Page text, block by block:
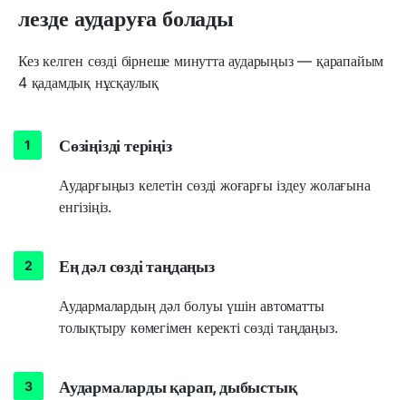
лезде аударуға болады
Кез келген сөзді бірнеше минутта аударыңыз — қарапайым
4 қадамдық нұсқаулық
Сөзіңізді теріңіз
Аударғыңыз келетін сөзді жоғарғы іздеу жолағына
енгізіңіз.
Ең дәл сөзді таңдаңыз
Аудармалардың дәл болуы үшін автоматты
толықтыру көмегімен керекті сөзді таңдаңыз.
Аудармаларды қарап, дыбыстық